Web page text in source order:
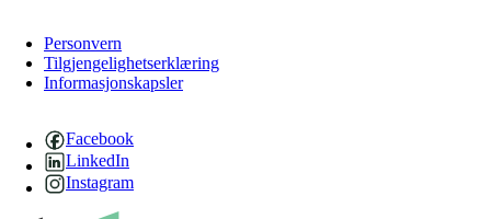
Personvern
Tilgjengelighetserklæring
Informasjonskapsler
Facebook
LinkedIn
Instagram